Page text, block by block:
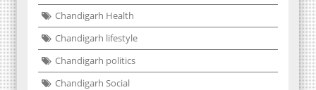
Chandigarh Health
Chandigarh lifestyle
Chandigarh politics
Chandigarh Social